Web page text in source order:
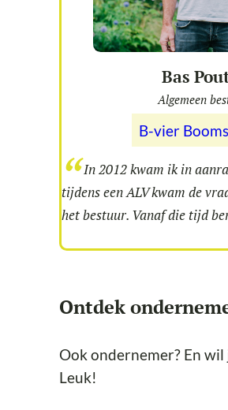
Bas
Algemeen
B-vier
In 2012 kwam ik in
tijdens een ALV kwam de
het bestuur. Vanaf die tijd
Ontdek
Ook ondernemer? En
Leuk!